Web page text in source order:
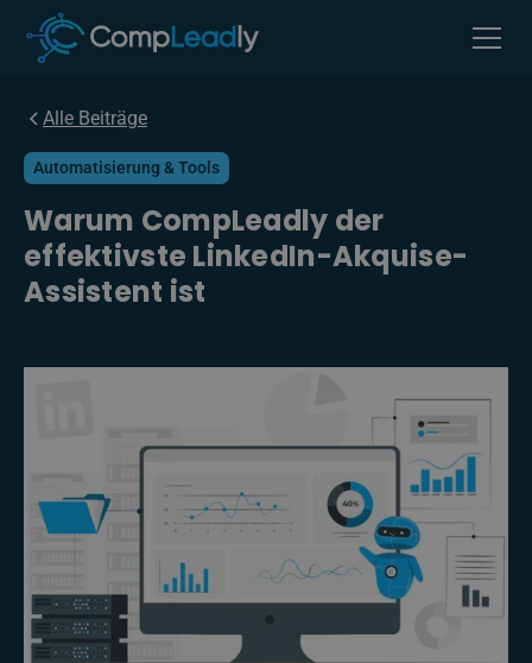
Alle Beiträge
Automatisierung & Tools
Warum CompLeadly der
effektivste LinkedIn-Akquise-
Assistent ist